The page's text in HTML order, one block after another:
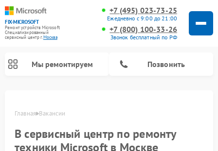
FIX-MICROSOFT
Ремонт устройств Microsoft
Специализированный
cервисный центр г.Москва
+7 (495) 023-73-25
Ежедневно с 9:00 до 21:00
+7 (800) 100-33-26
Звонок бесплатный по РФ
Мы ремонтируем Позвонить
Главная Вакансии
В сервисный центр по ремонту
техники Microsoft в Москве